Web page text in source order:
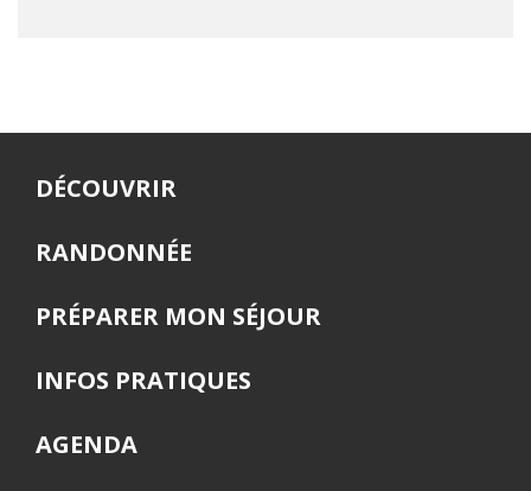
DÉCOUVRIR
RANDONNÉE
PRÉPARER MON SÉJOUR
INFOS PRATIQUES
AGENDA